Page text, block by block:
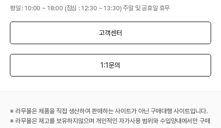
평일 : 10:00 ~ 18:00 (점심 : 12:30 ~ 13:30) 주말 및 공휴일 휴무
고객센터
1:1문의
※ 라무몰은 제품을 직접 생산하여 판매하는 사이트가 아닌 구매대행 사이트입니다.
※ 라무몰은 재고를 보유하지않으며 개인적인 자가사용 범위와 수입양내에서만 구매